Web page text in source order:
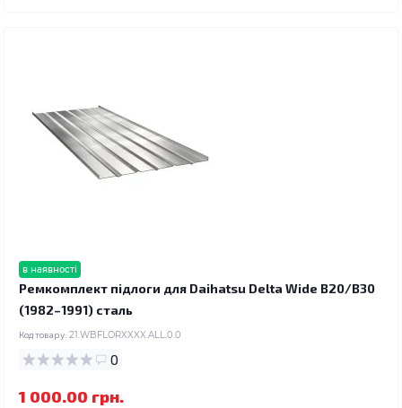
в наявності
Ремкомплект підлоги для Daihatsu Delta Wide B20/B30
(1982–1991) сталь
Код товару: 21.WBFLORXXXX.ALL.0.0
0
1 000.00 грн.